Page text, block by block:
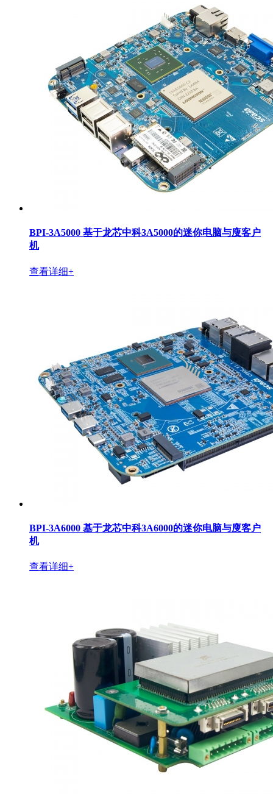
BPI-3A5000 基于龙芯中科3A5000的迷你电脑与廋客户
机
查看详细+
BPI-3A6000 基于龙芯中科3A6000的迷你电脑与廋客户
机
查看详细+